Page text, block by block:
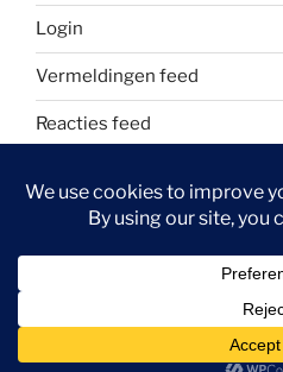
Login
Vermeldingen feed
Reacties feed
Ondersteund door WordPress